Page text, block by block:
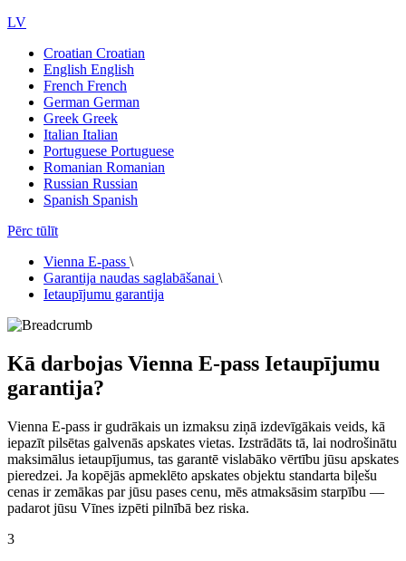
LV
Croatian Croatian
English English
French French
German German
Greek Greek
Italian Italian
Portuguese Portuguese
Romanian Romanian
Russian Russian
Spanish Spanish
Pērc tūlīt
Vienna E-pass \
Garantija naudas saglabāšanai \
Ietaupījumu garantija
Kā darbojas Vienna E-pass Ietaupījumu
garantija?
Vienna E-pass ir gudrākais un izmaksu ziņā izdevīgākais veids, kā
iepazīt pilsētas galvenās apskates vietas. Izstrādāts tā, lai nodrošinātu
maksimālus ietaupījumus, tas garantē vislabāko vērtību jūsu apskates
pieredzei. Ja kopējās apmeklēto apskates objektu standarta biļešu
cenas ir zemākas par jūsu pases cenu, mēs atmaksāsim starpību —
padarot jūsu Vīnes izpēti pilnībā bez riska.
3